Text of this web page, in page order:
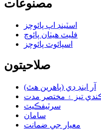
مصنوعات
اسٽينڊ اپ پائوچز
فليٽ هيٺان پائوچ
اسپائوٽ پائوچز
صلاحيتون
آر اينڊ ڊي (ٻاهرين هٿ)
تيز ۽ مختصر مدت
سرٽيفڪيٽ
سامان
معيار جي ضمانت